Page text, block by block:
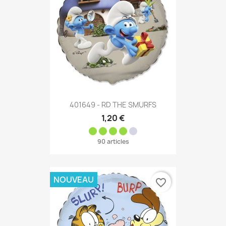
401649 - RD THE SMURFS
1,20 €
90 articles
NOUVEAU favorite_border